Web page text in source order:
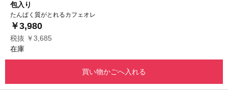
包入り
たんぱく質がとれるカフェオレ
￥3,980
税抜 ￥3,685
在庫
買い物かごへ入れる